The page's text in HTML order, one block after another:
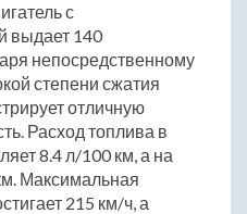
с
выдает 140
непосредственному
степени сжатия
отличную
Расход топлива в
8.4 л/100 км, а на
Максимальная
215 км/ч, а